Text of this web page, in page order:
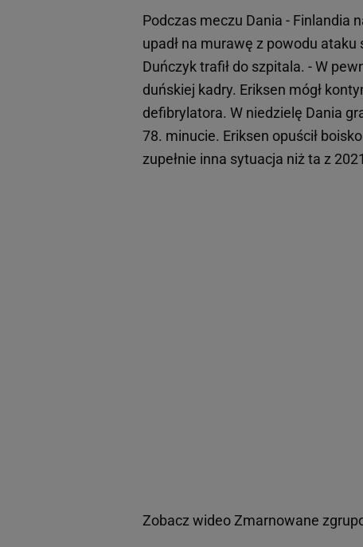
Podczas meczu Dania - Finlandia
upadł na murawę z powodu
Duńczyk trafił do szpitala. - W
duńskiej kadry. Eriksen mógł
defibrylatora. W niedzielę Dania
78. minucie. Eriksen opuścił
zupełnie inna sytuacja niż ta z
Zobacz wideoZmarnowane